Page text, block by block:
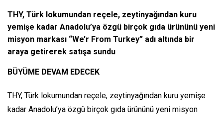
THY, Türk lokumundan reçele, zeytinyağından kuru
yemişe kadar Anadolu’ya özgü birçok gıda ürününü yeni
misyon markası “We’r From Turkey” adı altında bir
araya getirerek satışa sundu
BÜYÜME DEVAM EDECEK
THY, Türk lokumundan reçele, zeytinyağından kuru yemişe
kadar Anadolu’ya özgü birçok gıda ürününü yeni misyon